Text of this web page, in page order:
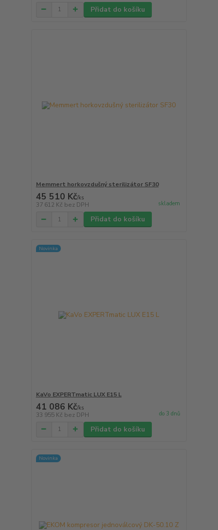
Přidat do košíku
Memmert horkovzdušný sterilizátor SF30
45 510 Kč/ks
37 612 Kč bez DPH skladem
Přidat do košíku
Novinka
KaVo EXPERTmatic LUX E15 L
41 086 Kč/ks
33 955 Kč bez DPH do 3 dnů
Přidat do košíku
Novinka